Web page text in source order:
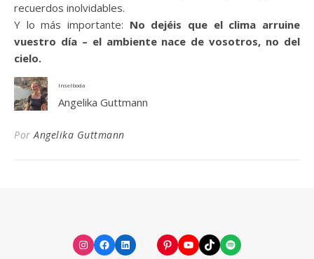
recuerdos inolvidables.
Y lo más importante: No dejéis que el clima arruine
vuestro día – el ambiente nace de vosotros, no del
cielo.
Inselboda
Angelika Guttmann
PorAngelika Guttmann
Instagram
FacebookLinkedInPinterest
YouTube
TikTokSpotify